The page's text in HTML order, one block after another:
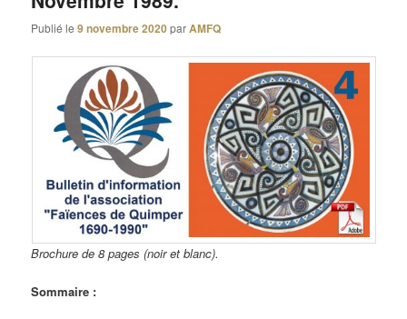
Publié le9 novembre 2020parAMFQ
Brochure de 8 pages (noir et blanc).
Sommaire :